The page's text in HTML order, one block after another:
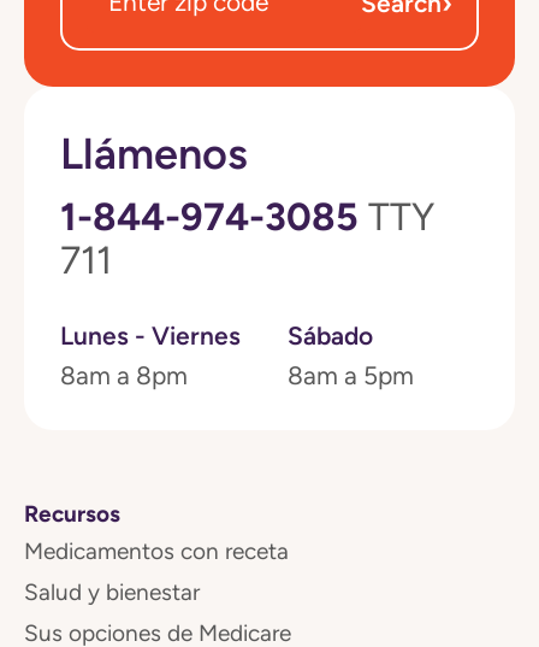
Llámenos
1-844-974-3085 TTY
711
Lunes - Viernes
8am a 8pm
Sábado
8am a 5pm
Recursos
Medicamentos con receta
Salud y bienestar
Sus opciones de Medicare